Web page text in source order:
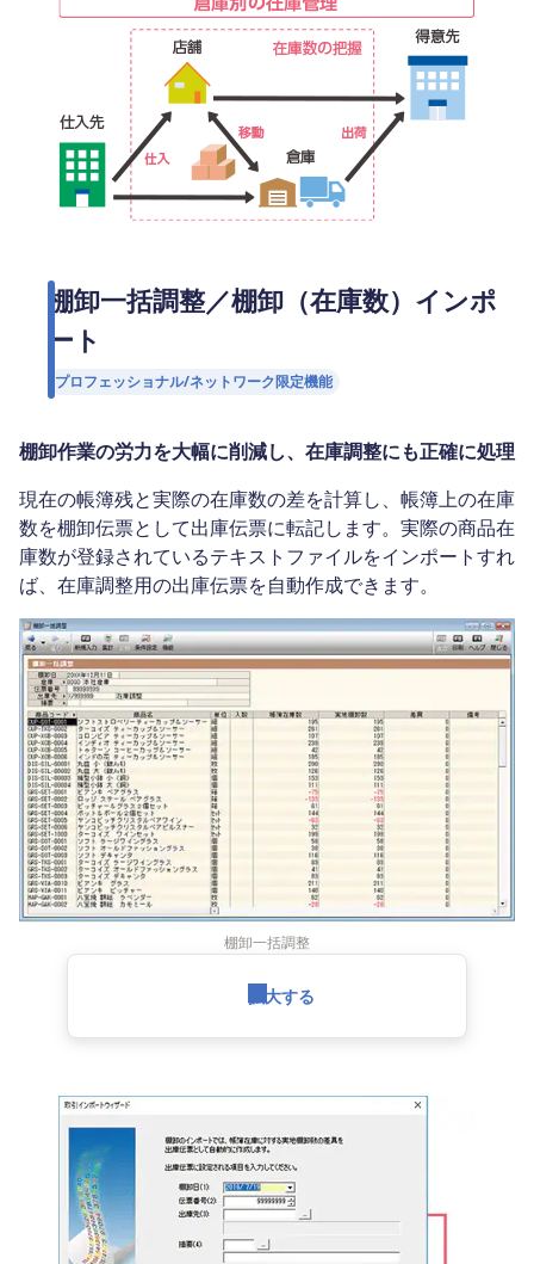
棚卸一括調整／棚卸（在庫数）インポ
ート
プロフェッショナル/ネットワーク限定機能
棚卸作業の労力を大幅に削減し、在庫調整にも正確に処理
現在の帳簿残と実際の在庫数の差を計算し、帳簿上の在庫
数を棚卸伝票として出庫伝票に転記します。実際の商品在
庫数が登録されているテキストファイルをインポートすれ
ば、在庫調整用の出庫伝票を自動作成できます。
棚卸一括調整
拡大する